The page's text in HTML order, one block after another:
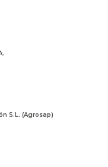
S.L. (Agrosap)